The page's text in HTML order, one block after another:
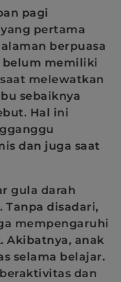
pagi
pertama
berpuasa
memiliki
melewatkan
sebaiknya
Hal ini
dan juga saat
gula darah
disadari,
mempengaruhi
Akibatnya, anak
selama belajar.
dan